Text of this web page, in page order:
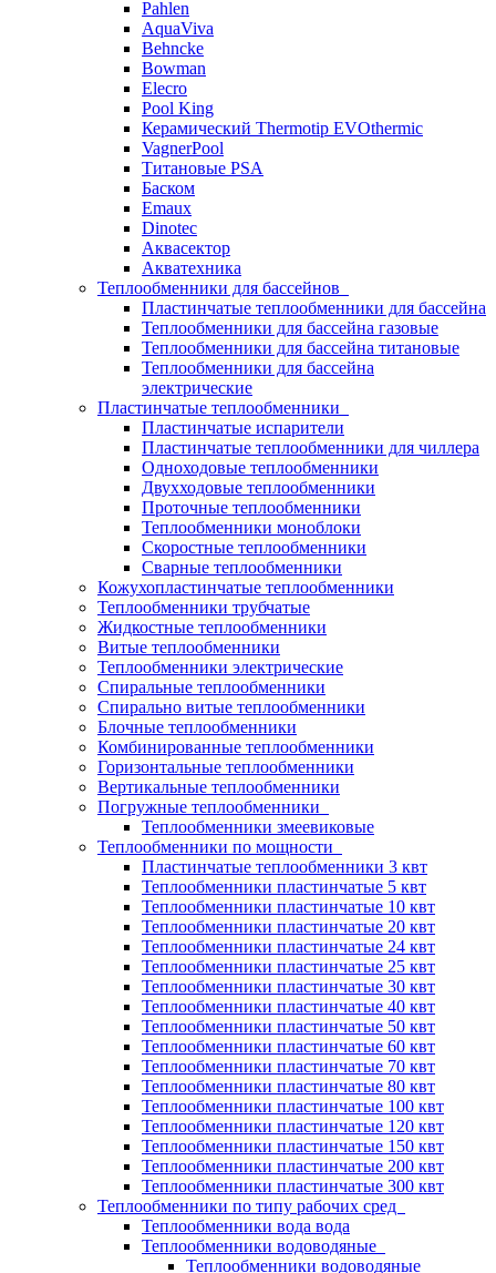
Pahlen
AquaViva
Behncke
Bowman
Elecro
Pool King
Керамический Thermotip EVOthermic
VagnerPool
Титановые PSA
Баском
Emaux
Dinotec
Аквасектор
Акватехника
Теплообменники для бассейнов
Пластинчатые теплообменники для бассейна
Теплообменники для бассейна газовые
Теплообменники для бассейна титановые
Теплообменники для бассейна
электрические
Пластинчатые теплообменники
Пластинчатые испарители
Пластинчатые теплообменники для чиллера
Одноходовые теплообменники
Двухходовые теплообменники
Проточные теплообменники
Теплообменники моноблоки
Скоростные теплообменники
Сварные теплообменники
Кожухопластинчатые теплообменники
Теплообменники трубчатые
Жидкостные теплообменники
Витые теплообменники
Теплообменники электрические
Спиральные теплообменники
Спирально витые теплообменники
Блочные теплообменники
Комбинированные теплообменники
Горизонтальные теплообменники
Вертикальные теплообменники
Погружные теплообменники
Теплообменники змеевиковые
Теплообменники по мощности
Пластинчатые теплообменники 3 квт
Теплообменники пластинчатые 5 квт
Теплообменники пластинчатые 10 квт
Теплообменники пластинчатые 20 квт
Теплообменники пластинчатые 24 квт
Теплообменники пластинчатые 25 квт
Теплообменники пластинчатые 30 квт
Теплообменники пластинчатые 40 квт
Теплообменники пластинчатые 50 квт
Теплообменники пластинчатые 60 квт
Теплообменники пластинчатые 70 квт
Теплообменники пластинчатые 80 квт
Теплообменники пластинчатые 100 квт
Теплообменники пластинчатые 120 квт
Теплообменники пластинчатые 150 квт
Теплообменники пластинчатые 200 квт
Теплообменники пластинчатые 300 квт
Теплообменники по типу рабочих сред
Теплообменники вода вода
Теплообменники водоводяные
Теплообменники водоводяные